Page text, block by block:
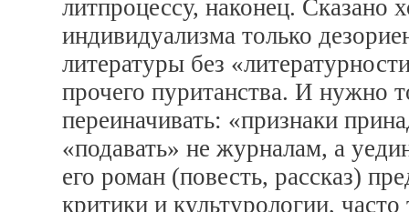
литпроцессу, наконец.
индивидуализма только
литературы без
прочего пуританства. И нужно
переиначивать: «признаки
«подавать» не журналам, а
его роман (повесть, рассказ)
критики и культурологии,